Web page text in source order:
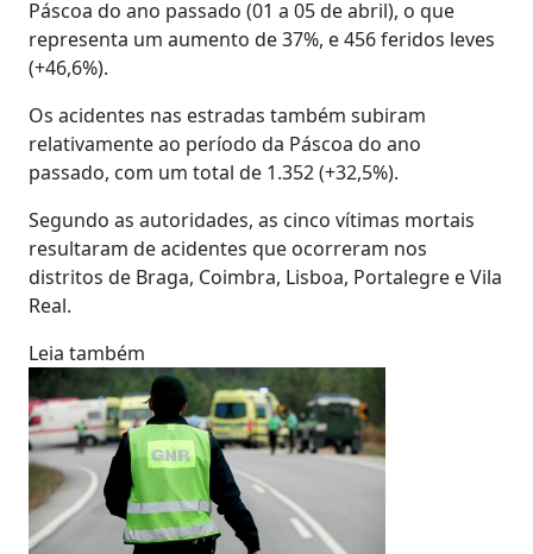
Páscoa do ano passado (01 a 05 de abril), o que
representa um aumento de 37%, e 456 feridos leves
(+46,6%).
Os acidentes nas estradas também subiram
relativamente ao período da Páscoa do ano
passado, com um total de 1.352 (+32,5%).
Segundo as autoridades, as cinco vítimas mortais
resultaram de acidentes que ocorreram nos
distritos de Braga, Coimbra, Lisboa, Portalegre e Vila
Real.
Leia também